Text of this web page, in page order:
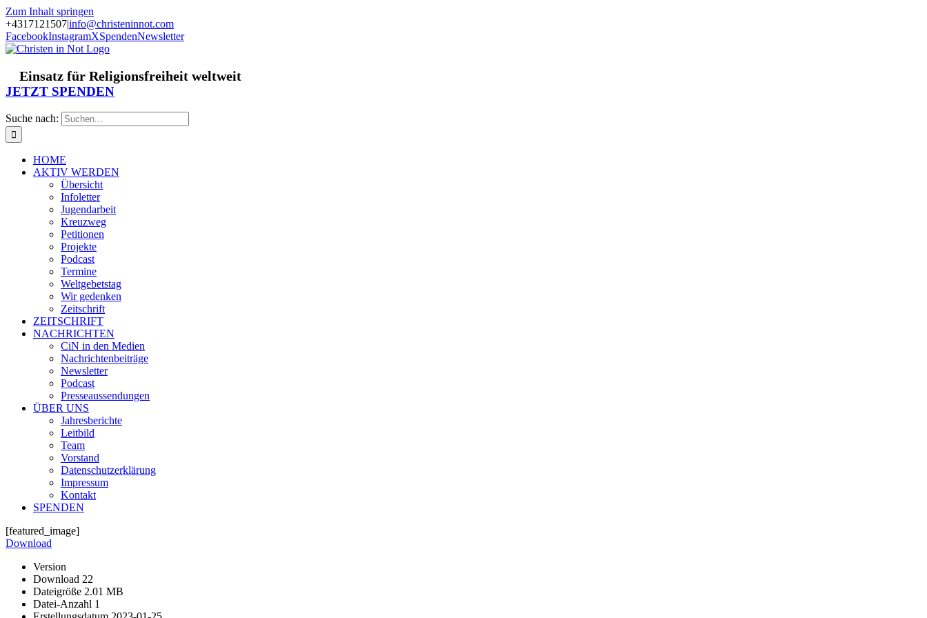
Zum Inhalt springen
+4317121507|info@christeninnot.com
FacebookInstagramXSpendenNewsletter
Einsatz für Religionsfreiheit weltweit
JETZT SPENDEN
Suche nach:
HOME
AKTIV WERDEN
Übersicht
Infoletter
Jugendarbeit
Kreuzweg
Petitionen
Projekte
Podcast
Termine
Weltgebetstag
Wir gedenken
Zeitschrift
ZEITSCHRIFT
NACHRICHTEN
CiN in den Medien
Nachrichtenbeiträge
Newsletter
Podcast
Presseaussendungen
ÜBER UNS
Jahresberichte
Leitbild
Team
Vorstand
Datenschutzerklärung
Impressum
Kontakt
SPENDEN
[featured_image]
Download
Version
Download 22
Dateigröße 2.01 MB
Datei-Anzahl 1